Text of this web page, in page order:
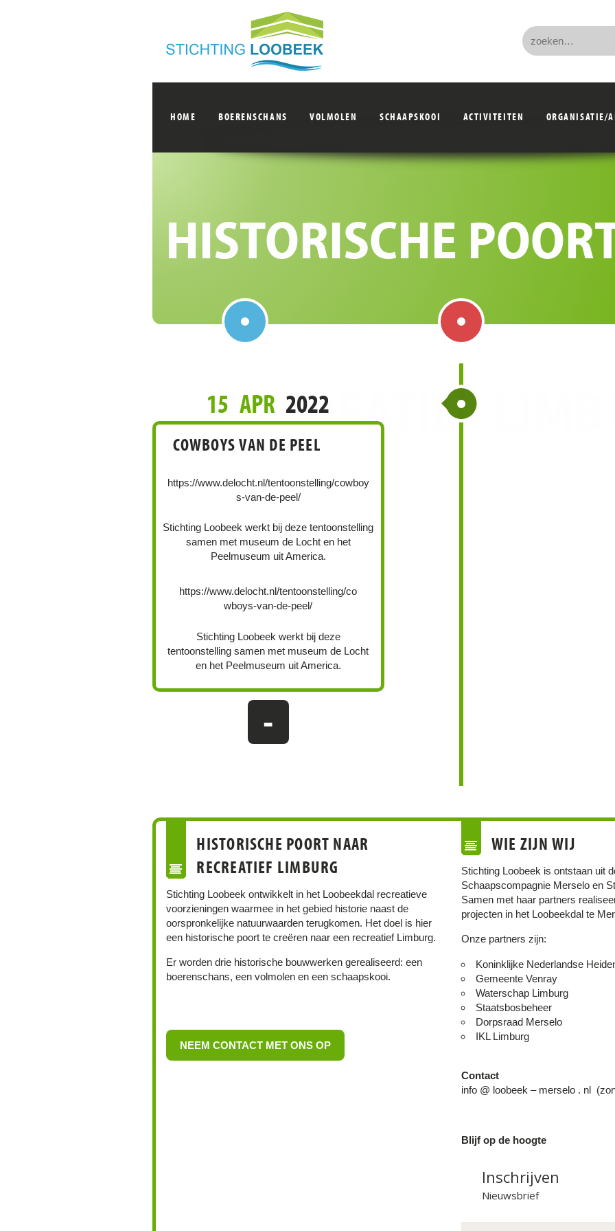
HOME BOERENSCHANS VOLMOLEN SCHAAPSKOOI ACTIVITEITEN ORGANISATIE/
HISTORISCHE
RECREATIEF
15 APR 2022
COWBOYS VAN DE PEEL
https://www.delocht.nl/tentoonstelling/cowboy
s-van-de-peel/
Stichting Loobeek werkt bij deze tentoonstelling
samen met museum de Locht en het
Peelmuseum uit America.
https://www.delocht.nl/tentoonstelling/co
wboys-van-de-peel/
Stichting Loobeek werkt bij deze
tentoonstelling samen met museum de Locht
en het Peelmuseum uit America.
-
HISTORISCHE POORT NAAR
RECREATIEF LIMBURG
Stichting Loobeek ontwikkelt in het Loobeekdal recreatieve
voorzieningen waarmee in het gebied historie naast de
oorspronkelijke natuurwaarden terugkomen. Het doel is hier
een historische poort te creëren naar een recreatief Limburg.
Er worden drie historische bouwwerken gerealiseerd: een
boerenschans, een volmolen en een schaapskooi.
NEEM CONTACT MET ONS OP
WIE ZIJN WIJ
Stichting Loobeek is ontstaan uit
Schaapscompagnie Merselo en
Samen met haar partners
projecten in het Loobeekdal te
Onze partners zijn:
Koninklijke Nederlandse
Gemeente Venray
Waterschap Limburg
Staatsbosbeheer
Dorpsraad Merselo
IKL Limburg
Contact
info @ loobeek – merselo . nl
Blijf op de hoogte
Inschrijven
Nieuwsbrief